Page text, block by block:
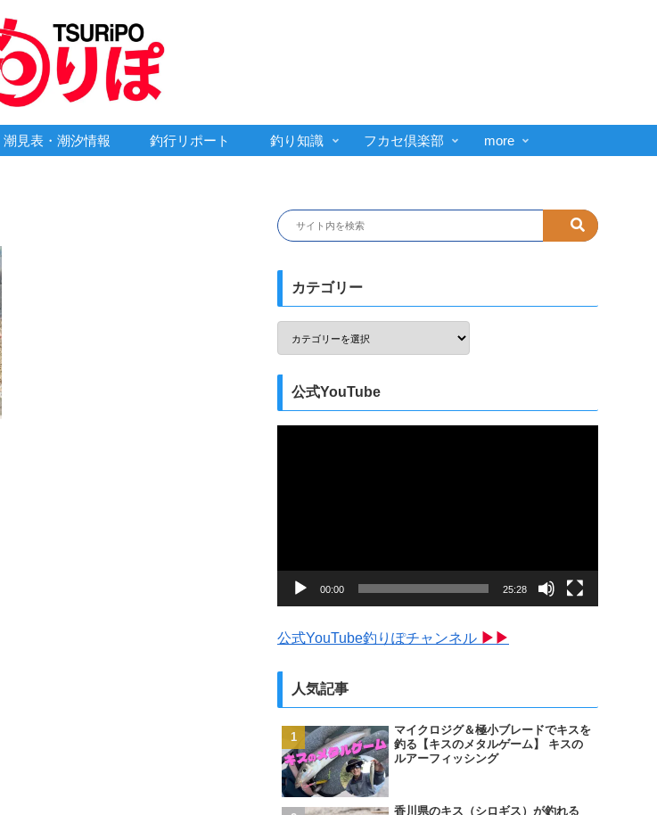
潮見表・潮汐情報 釣行リポート 釣り知識 フカセ倶楽部 more
カテゴリー
公式YouTube
00:00 25:28
公式YouTube釣りぽチャンネル ▶▶
人気記事
マイクロジグ＆極小ブレードでキスを
釣る【キスのメタルゲーム】 キスの
ルアーフィッシング
香川県のキス（シロギス）が釣れる